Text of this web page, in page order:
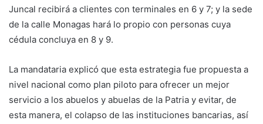
Juncal recibirá a clientes con terminales en 6 y 7; y la sede
de la calle Monagas hará lo propio con personas cuya
cédula concluya en 8 y 9.
La mandataria explicó que esta estrategia fue propuesta a
nivel nacional como plan piloto para ofrecer un mejor
servicio a los abuelos y abuelas de la Patria y evitar, de
esta manera, el colapso de las instituciones bancarias, así